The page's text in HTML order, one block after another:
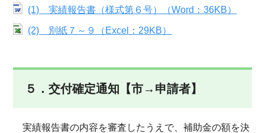
(1) 実績報告書（様式第６号）（Word：36KB）
(2) 別紙７～９（Excel：29KB）
５．交付確定通知【市→申請者】
実績報告書の内容を審査したうえで、補助金の額を決